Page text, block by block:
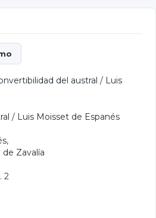
del austral / Luis
/ Luis Moisset de Espanés
,
de Zavalía
2